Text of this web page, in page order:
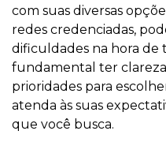
com suas diversas
redes credenciadas,
dificuldades na hora de
fundamental ter clareza
prioridades para
atenda às suas
que você busca.